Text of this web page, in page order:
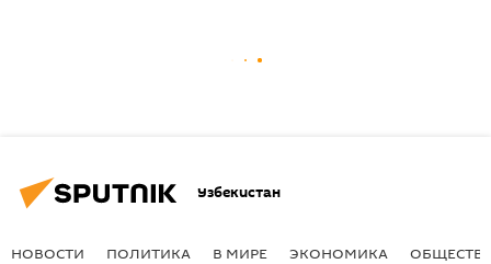
Узбекистан
НОВОСТИ ПОЛИТИКА В МИРЕ ЭКОНОМИКА